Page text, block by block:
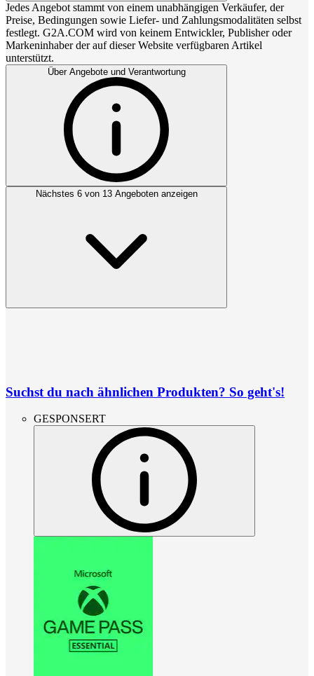
Jedes Angebot stammt von einem unabhängigen Verkäufer, der
Preise, Bedingungen sowie Liefer- und Zahlungsmodalitäten selbst
festlegt. G2A.COM wird von keinem Entwickler, Publisher oder
Markeninhaber der auf dieser Website verfügbaren Artikel
unterstützt.
Über Angebote und Verantwortung
Nächstes 6 von 13 Angeboten anzeigen
Suchst du nach ähnlichen Produkten? So geht's!
GESPONSERT